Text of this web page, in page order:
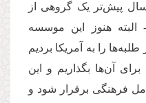
پیش‌تر یک گروهی از
هنوز این موسسه
را به آمریکا بردیم
آن‌ها بگذاریم و این
فرهنگی برقرار شود و